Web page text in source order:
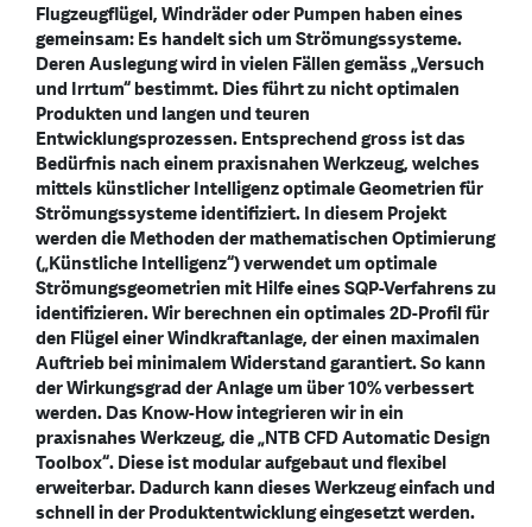
Flugzeugflügel, Windräder oder Pumpen haben eines
gemeinsam: Es handelt sich um Strömungssysteme.
Deren Auslegung wird in vielen Fällen gemäss „Versuch
und Irrtum“ bestimmt. Dies führt zu nicht optimalen
Produkten und langen und teuren
Entwicklungsprozessen. Entsprechend gross ist das
Bedürfnis nach einem praxisnahen Werkzeug, welches
mittels künstlicher Intelligenz optimale Geometrien für
Strömungssysteme identifiziert. In diesem Projekt
werden die Methoden der mathematischen Optimierung
(„Künstliche Intelligenz“) verwendet um optimale
Strömungsgeometrien mit Hilfe eines SQP-Verfahrens zu
identifizieren. Wir berechnen ein optimales 2D-Profil für
den Flügel einer Windkraftanlage, der einen maximalen
Auftrieb bei minimalem Widerstand garantiert. So kann
der Wirkungsgrad der Anlage um über 10% verbessert
werden. Das Know-How integrieren wir in ein
praxisnahes Werkzeug, die „NTB CFD Automatic Design
Toolbox“. Diese ist modular aufgebaut und flexibel
erweiterbar. Dadurch kann dieses Werkzeug einfach und
schnell in der Produktentwicklung eingesetzt werden.